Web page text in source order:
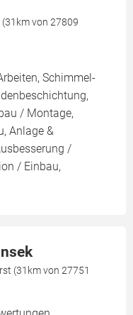
von 27809
Schimmel-
/ Montage,
Anlage &
/
/ Einbau,
(31km von 27751